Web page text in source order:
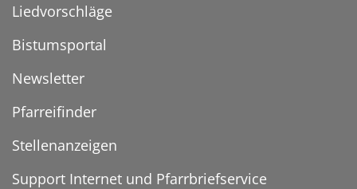
Liedvorschläge
Bistumsportal
Newsletter
Pfarreifinder
Stellenanzeigen
Support Internet und Pfarrbriefservice